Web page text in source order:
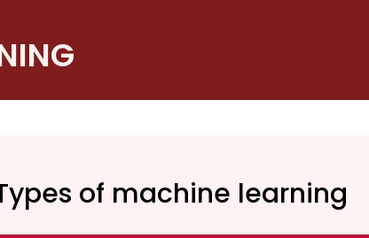
of machine learning